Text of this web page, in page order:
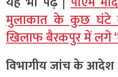
मुलाकात के कुछ घंटे
खिलाफ बैरकपुर में लगे
विभागीय जांच के आदेश